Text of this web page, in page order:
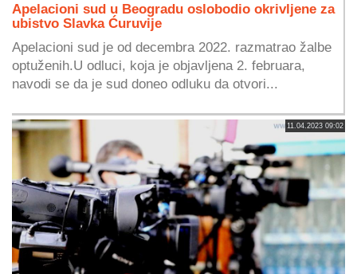
Apelacioni sud u Beogradu oslobodio okrivljene za
ubistvo Slavka Ćuruvije
Apelacioni sud je od decembra 2022. razmatrao žalbe
optuženih.U odluci, koja je objavljena 2. februara,
navodi se da je sud doneo odluku da otvori...
11.04.2023 09:02